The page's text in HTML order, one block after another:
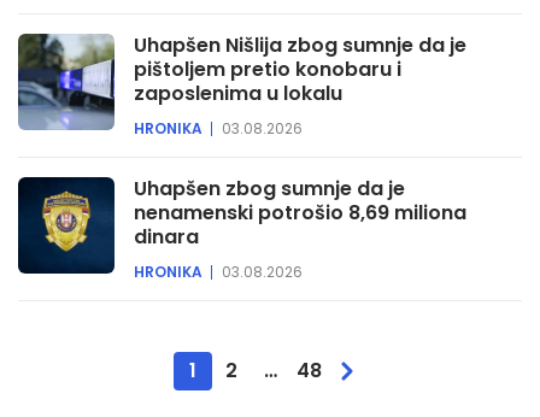
Uhapšen Nišlija zbog sumnje da je
pištoljem pretio konobaru i
zaposlenima u lokalu
HRONIKA 03.08.2026
Uhapšen zbog sumnje da je
nenamenski potrošio 8,69 miliona
dinara
HRONIKA 03.08.2026
1 2 … 48